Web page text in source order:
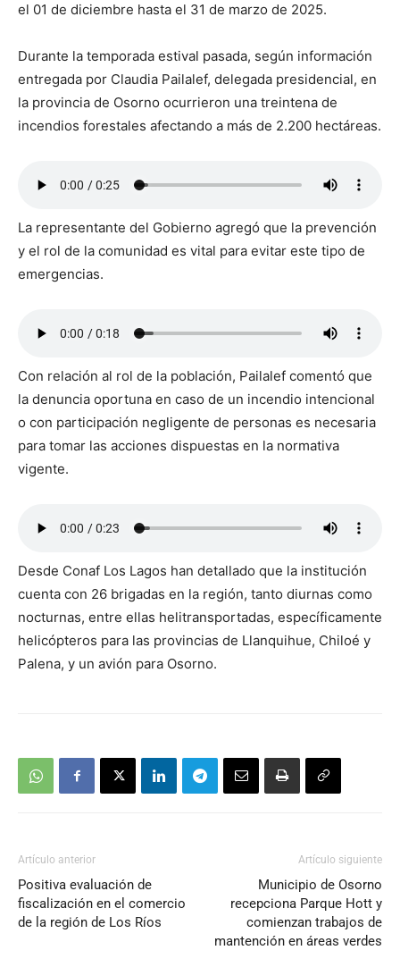
el 01 de diciembre hasta el 31 de marzo de 2025.
Durante la temporada estival pasada, según información
entregada por Claudia Pailalef, delegada presidencial, en
la provincia de Osorno ocurrieron una treintena de
incendios forestales afectando a más de 2.200 hectáreas.
La representante del Gobierno agregó que la prevención
y el rol de la comunidad es vital para evitar este tipo de
emergencias.
Con relación al rol de la población, Pailalef comentó que
la denuncia oportuna en caso de un incendio intencional
o con participación negligente de personas es necesaria
para tomar las acciones dispuestas en la normativa
vigente.
Desde Conaf Los Lagos han detallado que la institución
cuenta con 26 brigadas en la región, tanto diurnas como
nocturnas, entre ellas helitransportadas, específicamente
helicópteros para las provincias de Llanquihue, Chiloé y
Palena, y un avión para Osorno.
Artículo anterior
Positiva evaluación de
fiscalización en el comercio
de la región de Los Ríos
Artículo siguiente
Municipio de Osorno
recepciona Parque Hott y
comienzan trabajos de
mantención en áreas verdes